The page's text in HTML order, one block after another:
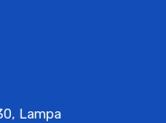
Lampa